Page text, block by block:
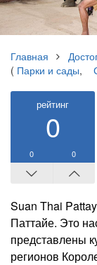
Главная
( Парки и сады,
рейтинг
0
0 0
Suan Thai
Паттайе. Это
представлены
регионов